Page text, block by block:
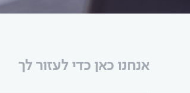
אנחנו כאן כדי לעזור לך